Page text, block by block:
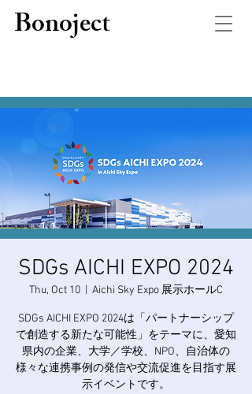
Bonoject
SDGs AICHI EXPO 2024
Thu, Oct 10 Aichi Sky Expo 展示ホールC
SDGs AICHI EXPO 2024は「パートナーシップ
で創造する新たな可能性」をテーマに、愛知
県内の企業、⼤学／学校、NPO、⾃治体の
様々な連携事例の発信や交流促進を目指す展
示イベントです。